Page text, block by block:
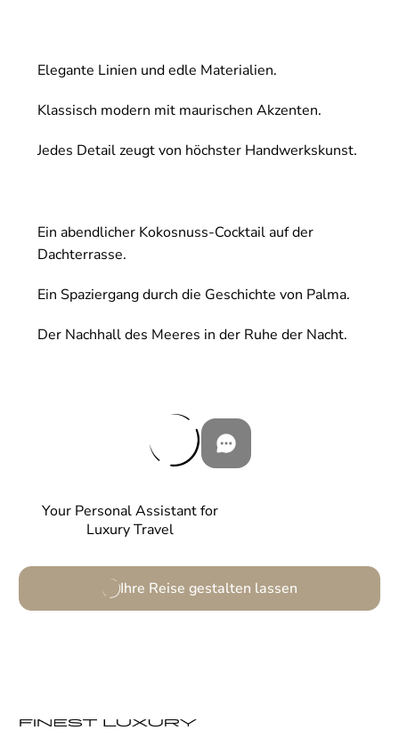
Your Personal Assistant for
Luxury Travel
Ihre Reise gestalten lassen
Elegante Linien und edle Materialien.
Klassisch modern mit maurischen Akzenten.
Jedes Detail zeugt von höchster Handwerkskunst.
Ein abendlicher Kokosnuss-Cocktail auf der
Dachterrasse.
Ein Spaziergang durch die Geschichte von Palma.
Der Nachhall des Meeres in der Ruhe der Nacht.